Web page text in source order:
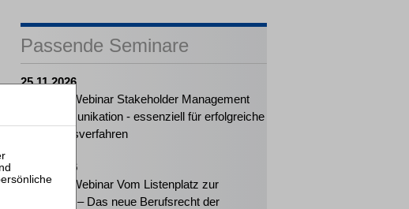
Passende Seminare
25.11.2026
Praktiker-Webinar Stakeholder Management
und Kommunikation - essenziell für erfolgreiche
Sanierungsverfahren
25.08.2026
Praktiker-Webinar Vom Listenplatz zur
Zulassung – Das neue Berufsrecht der